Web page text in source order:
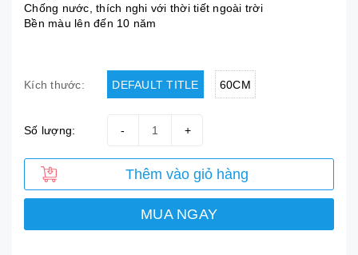
Chống nước, thích nghi với thời tiết ngoài trời
Bền màu lên đến 10 năm
Kích thước: DEFAULT TITLE 60CM
Số lượng: +
-
Thêm vào giỏ hàng
MUA NGAY